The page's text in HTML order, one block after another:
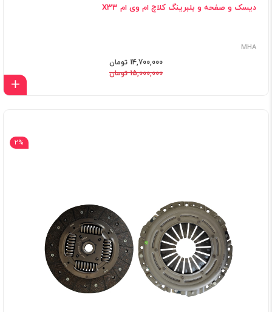
دیسک و صفحه و بلبرینگ کلاچ ام وی ام X33
MHA
14,700,000 تومان
15,000,000 تومان
2%